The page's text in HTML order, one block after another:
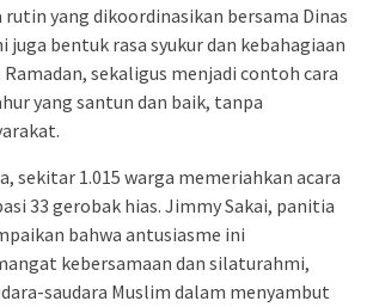
rutin yang dikoordinasikan bersama Dinas
juga bentuk rasa syukur dan kebahagiaan
sekaligus menjadi contoh cara
yang santun dan baik, tanpa
sekitar 1.015 warga memeriahkan acara
33 gerobak hias. Jimmy Sakai, panitia
bahwa antusiasme ini
kebersamaan dan silaturahmi,
saudara Muslim dalam menyambut